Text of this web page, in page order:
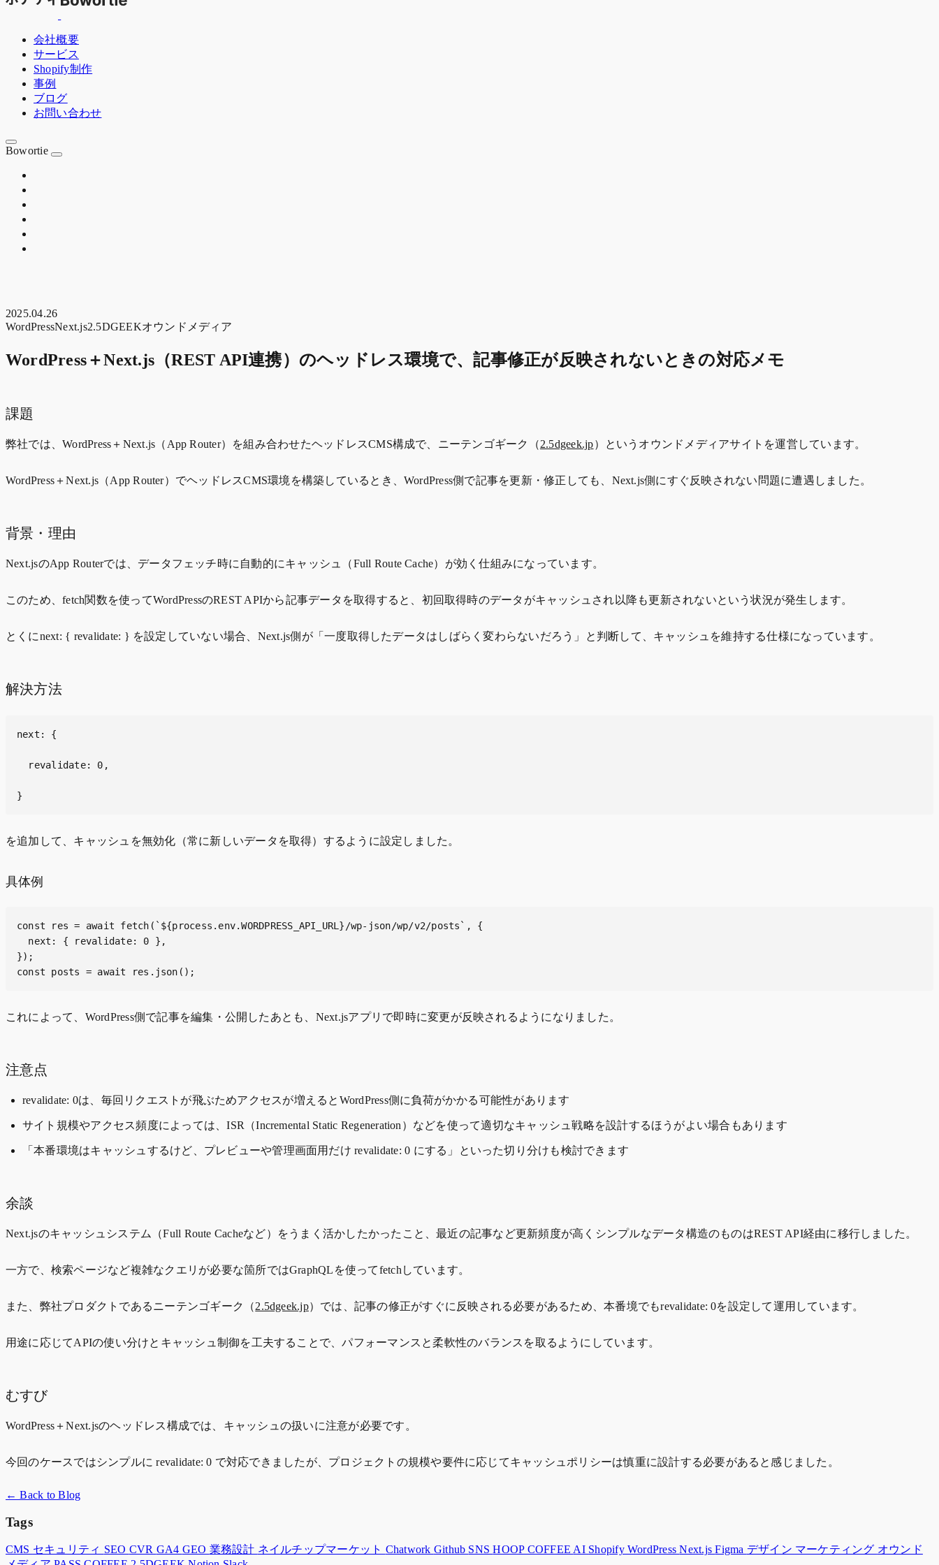
会社概要
サービス
Shopify制作
事例
ブログ
お問い合わせ
Bowortie
2025.04.26
WordPressNext.js2.5DGEEKオウンドメディア
WordPress＋Next.js（REST API連携）のヘッドレス環境で、記事修正が反映されないときの対応メモ
課題
弊社では、WordPress＋Next.js（App Router）を組み合わせたヘッドレスCMS構成で、ニーテンゴギーク（2.5dgeek.jp）というオウンドメディアサイトを運営しています。
WordPress＋Next.js（App Router）でヘッドレスCMS環境を構築しているとき、WordPress側で記事を更新・修正しても、Next.js側にすぐ反映されない問題に遭遇しました。
背景・理由
Next.jsのApp Routerでは、データフェッチ時に自動的にキャッシュ（Full Route Cache）が効く仕組みになっています。
このため、fetch関数を使ってWordPressのREST APIから記事データを取得すると、初回取得時のデータがキャッシュされ以降も更新されないという状況が発生します。
とくにnext: { revalidate: } を設定していない場合、Next.js側が「一度取得したデータはしばらく変わらないだろう」と判断して、キャッシュを維持する仕様になっています。
解決方法
next: {
  revalidate: 0,
}
を追加して、キャッシュを無効化（常に新しいデータを取得）するように設定しました。
具体例
const res = await fetch(`${process.env.WORDPRESS_API_URL}/wp-json/wp/v2/posts`, {
  next: { revalidate: 0 },
});
const posts = await res.json();
これによって、WordPress側で記事を編集・公開したあとも、Next.jsアプリで即時に変更が反映されるようになりました。
注意点
revalidate: 0は、毎回リクエストが飛ぶためアクセスが増えるとWordPress側に負荷がかかる可能性があります
サイト規模やアクセス頻度によっては、ISR（Incremental Static Regeneration）などを使って適切なキャッシュ戦略を設計するほうがよい場合もあります
「本番環境はキャッシュするけど、プレビューや管理画面用だけ revalidate: 0 にする」といった切り分けも検討できます
余談
Next.jsのキャッシュシステム（Full Route Cacheなど）をうまく活かしたかったこと、最近の記事など更新頻度が高くシンプルなデータ構造のものはREST API経由に移行しました。
一方で、検索ページなど複雑なクエリが必要な箇所ではGraphQLを使ってfetchしています。
また、弊社プロダクトであるニーテンゴギーク（2.5dgeek.jp）では、記事の修正がすぐに反映される必要があるため、本番境でもrevalidate: 0を設定して運用しています。
用途に応じてAPIの使い分けとキャッシュ制御を工夫することで、パフォーマンスと柔軟性のバランスを取るようにしています。
むすび
WordPress＋Next.jsのヘッドレス構成では、キャッシュの扱いに注意が必要です。
今回のケースではシンプルに revalidate: 0 で対応できましたが、プロジェクトの規模や要件に応じてキャッシュポリシーは慎重に設計する必要があると感じました。
← Back to Blog
Tags
CMS セキュリティ SEO CVR GA4 GEO 業務設計 ネイルチップマーケット Chatwork Github SNSHOOP COFFEE AI Shopify WordPressNext.jsFigma デザイン マーケティング オウンド